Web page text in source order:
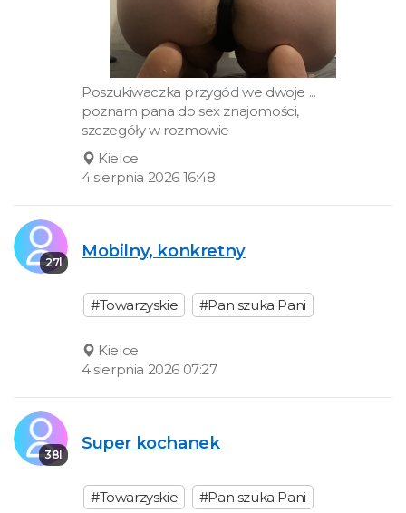
Poszukiwaczka przygód we dwoje ...
poznam pana do sex znajomości,
szczegóły w rozmowie
Kielce
4 sierpnia 2026 16:48
27l
Mobilny, konkretny
#Towarzyskie #Pan szuka Pani
Kielce
4 sierpnia 2026 07:27
38l
Super kochanek
#Towarzyskie #Pan szuka Pani